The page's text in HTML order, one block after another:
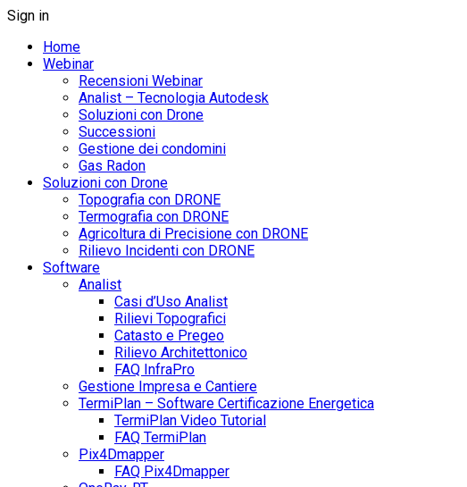
Sign in
Home
Webinar
Recensioni Webinar
Analist – Tecnologia Autodesk
Soluzioni con Drone
Successioni
Gestione dei condomini
Gas Radon
Soluzioni con Drone
Topografia con DRONE
Termografia con DRONE
Agricoltura di Precisione con DRONE
Rilievo Incidenti con DRONE
Software
Analist
Casi d’Uso Analist
Rilievi Topografici
Catasto e Pregeo
Rilievo Architettonico
FAQ InfraPro
Gestione Impresa e Cantiere
TermiPlan – Software Certificazione Energetica
TermiPlan Video Tutorial
FAQ TermiPlan
Pix4Dmapper
FAQ Pix4Dmapper